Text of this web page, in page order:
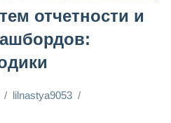
отчетности и
lilnastya9053